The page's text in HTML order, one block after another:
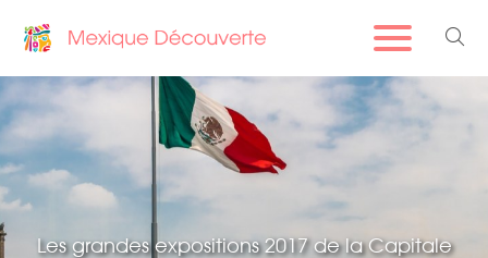
Les grandes expositions 2017 de la Capitale